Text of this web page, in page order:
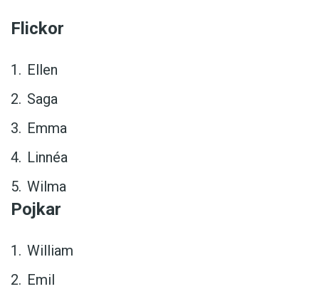
Flickor
Ellen
Saga
Emma
Linnéa
Wilma
Pojkar
William
Emil